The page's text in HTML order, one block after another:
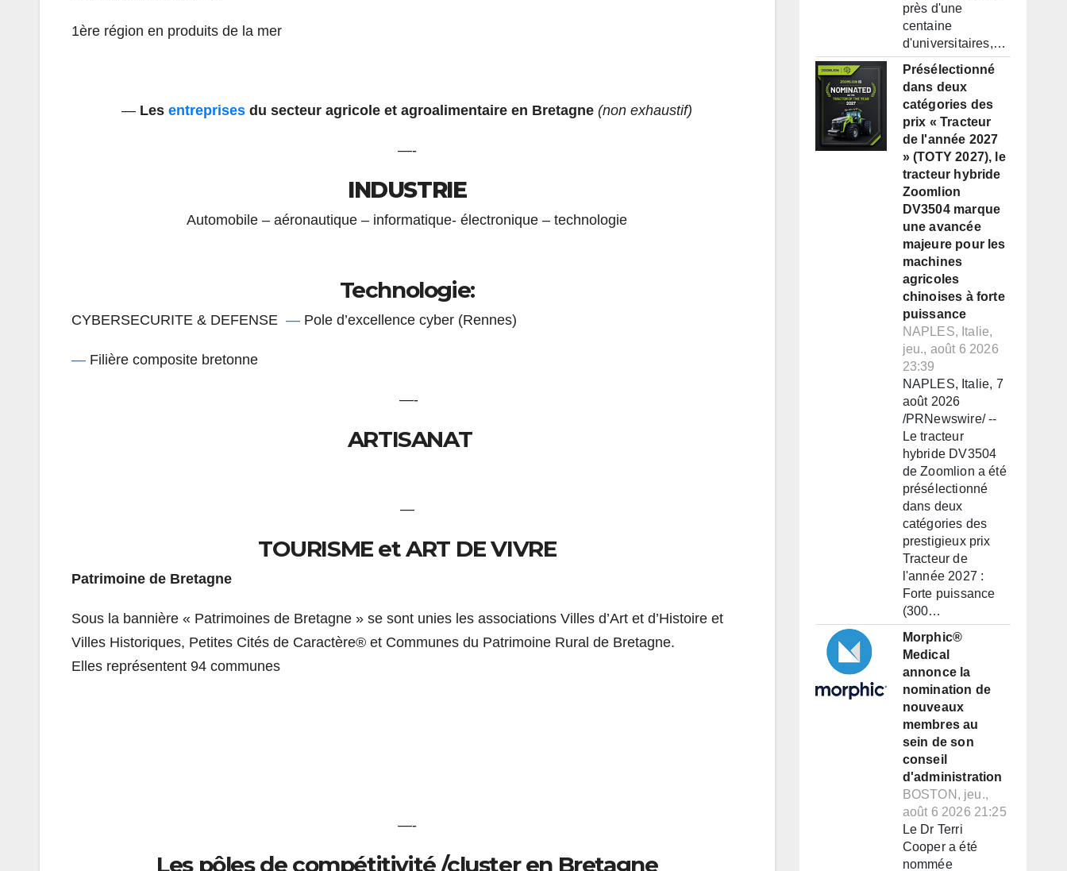
1ère région en produits de la mer
— Lesentreprises du secteur agricole et agroalimentaire en Bretagne(non exhaustif)
—-
INDUSTRIE
Automobile – aéronautique – informatique- électronique – technologie
Technologie:
CYBERSECURITE & DEFENSE — Pole d’excellence cyber (Rennes)
— Filière composite bretonne
—-
ARTISANAT
—
TOURISME et ART DE VIVRE
Patrimoine de Bretagne
Sous la bannière « Patrimoines de Bretagne » se sont unies les associations Villes d’Art et d’Histoire et
Villes Historiques, Petites Cités de Caractère® et Communes du Patrimoine Rural de Bretagne.
Elles représentent 94 communes
—-
Les pôles de compétitivité /cluster en Bretagne
près d'une
centaine
d'universitaires,…
Présélectionné
dans deux
catégories des
prix « Tracteur
de l'année 2027
» (TOTY 2027), le
tracteur hybride
Zoomlion
DV3504 marque
une avancée
majeure pour les
machines
agricoles
chinoises à forte
puissance
NAPLES, Italie,
jeu., août 6 2026
23:39
NAPLES, Italie, 7
août 2026
/PRNewswire/ --
Le tracteur
hybride DV3504
de Zoomlion a été
présélectionné
dans deux
catégories des
prestigieux prix
Tracteur de
l'année 2027 :
Forte puissance
(300…
Morphic®
Medical
annonce la
nomination de
nouveaux
membres au
sein de son
conseil
d'administration
BOSTON, jeu.,
août 6 2026 21:25
Le Dr Terri
Cooper a été
nommée